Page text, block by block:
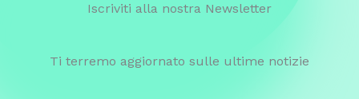
Iscriviti alla nostra Newsletter
Ti terremo aggiornato sulle ultime notizie